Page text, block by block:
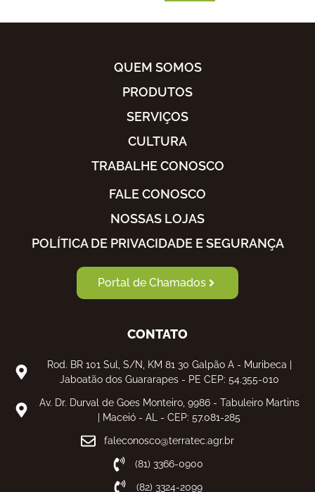
QUEM SOMOS
PRODUTOS
SERVIÇOS
CULTURA
TRABALHE CONOSCO
FALE CONOSCO
NOSSAS LOJAS
POLÍTICA DE PRIVACIDADE E SEGURANÇA
Portal de Chamados
CONTATO
Rod. BR 101 Sul, S/N, KM 81 30 Galpão A - Muribeca |
Jaboatão dos Guararapes - PE CEP: 54.355-010
Av. Dr. Durval de Goes Monteiro, 9986 - Tabuleiro Martins
| Maceió - AL - CEP: 57.081-285
faleconosco@terratec.agr.br
(81) 3366-0900
(82) 3324-2099